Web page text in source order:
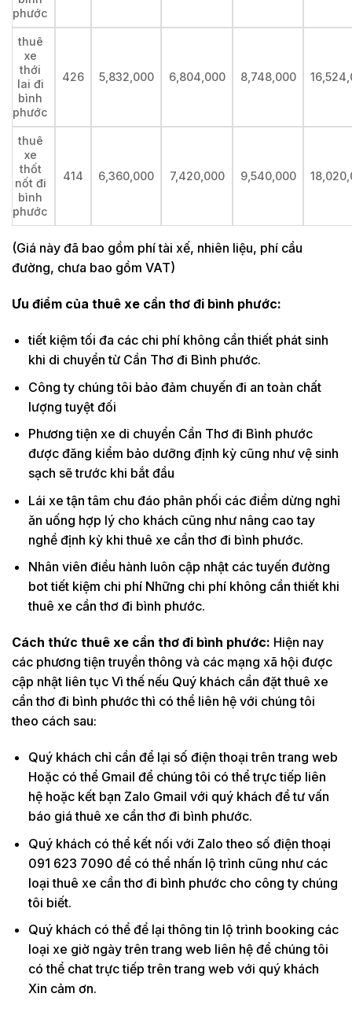
phước
thuê
xe
thới
lai đi
bình
phước
426 5,832,000 6,804,000 8,748,000
thuê
xe
thốt
nốt đi
bình
phước
414 6,360,000 7,420,000 9,540,000
(Giá này đã bao gồm phí tài xế, nhiên liệu, phí cầu
đường, chưa bao gồm VAT)
Ưu điểm của thuê xe cần thơ đi bình phước:
tiết kiệm tối đa các chi phí không cần thiết phát sinh
khi di chuyển từ Cần Thơ đi Bình phước.
Công ty chúng tôi bảo đảm chuyến đi an toàn chất
lượng tuyệt đối
Phương tiện xe di chuyển Cần Thơ đi Bình phước
được đăng kiểm bảo dưỡng định kỳ cũng như vệ sinh
sạch sẽ trước khi bắt đầu
Lái xe tận tâm chu đáo phân phối các điểm dừng nghỉ
ăn uống hợp lý cho khách cũng như nâng cao tay
nghề định kỳ khi thuê xe cần thơ đi bình phước.
Nhân viên điều hành luôn cập nhật các tuyến đường
bot tiết kiệm chi phí Những chi phí không cần thiết khi
thuê xe cần thơ đi bình phước.
Cách thức thuê xe cần thơ đi bình phước: Hiện nay
các phương tiện truyền thông và các mạng xã hội được
cập nhật liên tục Vì thế nếu Quý khách cần đặt thuê xe
cần thơ đi bình phước thì có thể liên hệ với chúng tôi
theo cách sau:
Quý khách chỉ cần để lại số điện thoại trên trang web
Hoặc có thể Gmail để chúng tôi có thể trực tiếp liên
hệ hoặc kết bạn Zalo Gmail với quý khách để tư vấn
báo giá thuê xe cần thơ đi bình phước.
Quý khách có thể kết nối với Zalo theo số điện thoại
091 623 7090 để có thể nhấn lộ trình cũng như các
loại thuê xe cần thơ đi bình phước cho công ty chúng
tôi biết.
Quý khách có thể để lại thông tin lộ trình booking các
loại xe giờ ngày trên trang web liên hệ để chúng tôi
có thể chat trực tiếp trên trang web với quý khách
Xin cảm ơn.